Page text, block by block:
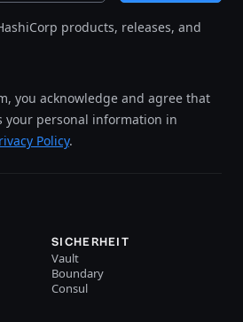
products, releases, and
you acknowledge and agree that
your personal information in
Policy.
SICHERHEIT
Vault
Boundary
Consul